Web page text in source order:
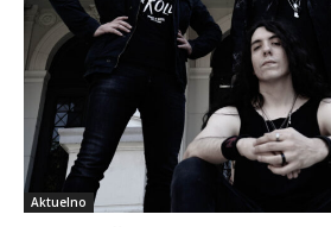
Aktuelno